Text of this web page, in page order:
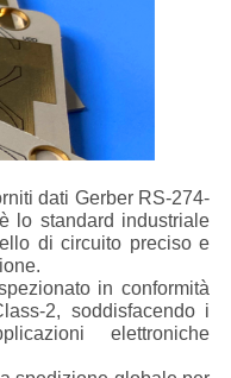
dati Gerber RS-274-
lo standard industriale
di circuito preciso e
in conformità
2, soddisfacendo i
elettroniche